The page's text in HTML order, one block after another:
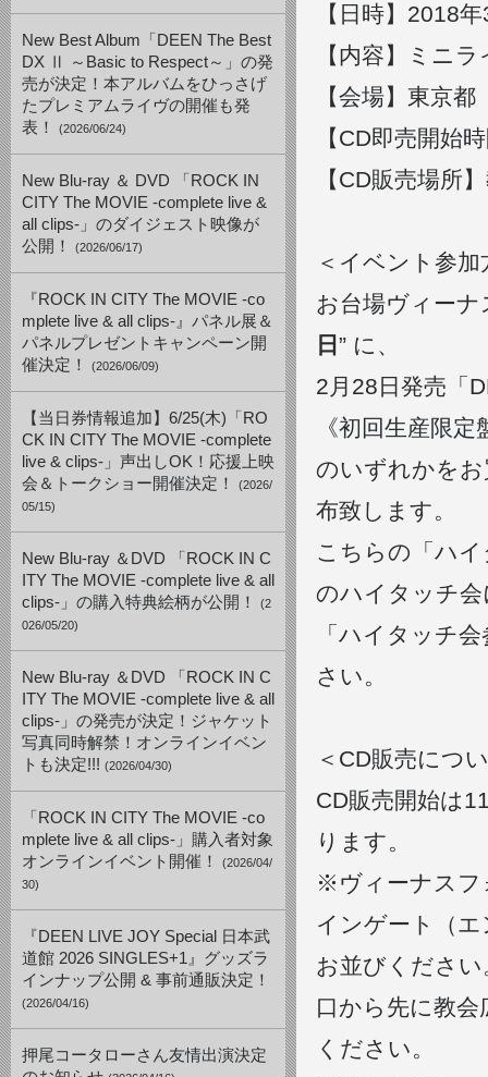
New Best Album「DEEN The Best
DX Ⅱ ～Basic to Respect～」の発
売が決定！本アルバムをひっさげ
たプレミアムライヴの開催も発
表！
(2026/06/24)
New Blu-ray ＆ DVD 「ROCK IN
CITY The MOVIE -complete live &
all clips-」のダイジェスト映像が
公開！
(2026/06/17)
『ROCK IN CITY The MOVIE -co
mplete live & all clips-』パネル展＆
パネルプレゼントキャンペーン開
催決定！
(2026/06/09)
【当日券情報追加】6/25(木)「RO
CK IN CITY The MOVIE -complete
live & clips-」声出しOK！応援上映
会＆トークショー開催決定！
(2026/
05/15)
New Blu-ray ＆DVD 「ROCK IN C
ITY The MOVIE -complete live & all
clips-」の購入特典絵柄が公開！
(2
026/05/20)
New Blu-ray ＆DVD 「ROCK IN C
ITY The MOVIE -complete live & all
clips-」の発売が決定！ジャケット
写真同時解禁！オンラインイベン
トも決定!!! (2026/04/30)
「ROCK IN CITY The MOVIE -co
mplete live & all clips-」購入者対象
オンラインイベント開催！
(2026/04/
30)
『DEEN LIVE JOY Special 日本武
道館 2026 SINGLES+1』グッズラ
インナップ公開 & 事前通販決定！
(2026/04/16)
押尾コータローさん友情出演決定
【日時】2018
【内容】ミニ
【会場】東京
【CD即売開始
【CD販売場所
＜イベント参加
お台場ヴィーナ
日 ” に、
2月28日発売「
《初回生産限
のいずれかを
布致します。
こちらの「ハ
のハイタッチ
「ハイタッチ
さい。
＜CD販売につ
CD販売開始は
ります。
※ヴィーナスフ
インゲート（
お並びくださ
口から先に教
ください。